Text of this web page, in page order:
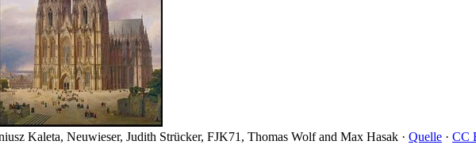
Kaleta, Neuwieser, Judith Strücker, FJK71, Thomas Wolf and Max Hasak · Quelle · CC